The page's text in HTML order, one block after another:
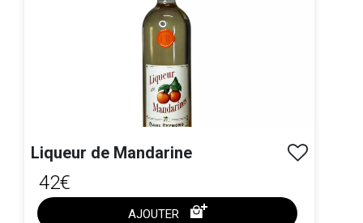
Liqueur de Mandarine
42€
AJOUTER